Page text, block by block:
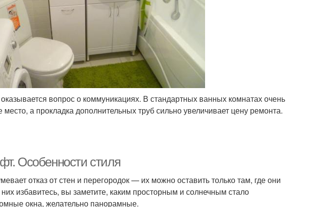
вопрос о коммуникациях. В стандартных ванных комнатах очень
место, а прокладка дополнительных труб сильно увеличивает цену ремонта.
Особенности стиля
отказ от стен и перегородок — их можно оставить только там, где они
избавитесь, вы заметите, каким просторным и солнечным стало
окна, желательно панорамные.